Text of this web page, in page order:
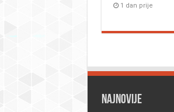
1 dan prije
Najnovije